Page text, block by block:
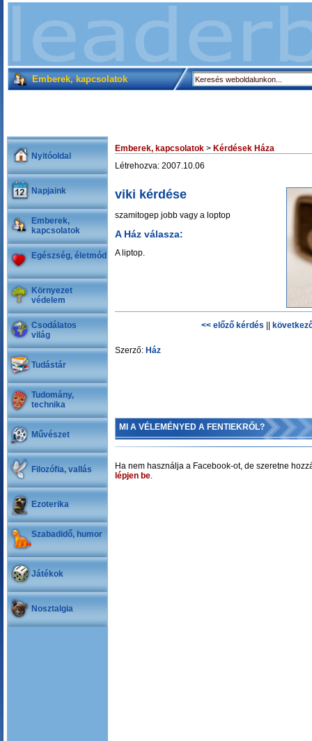
Emberek, kapcsolatok
Nyitóoldal
Napjaink
Emberek,
kapcsolatok
Egészség, életmód
Környezet
védelem
Csodálatos
világ
Tudástár
Tudomány,
technika
Művészet
Filozófia, vallás
Ezoterika
Szabadidő, humor
Játékok
Nosztalgia
Emberek, kapcsolatok > Kérdések Háza
Létrehozva: 2007.10.06
viki kérdése
szamitogep jobb vagy a loptop
A Ház válasza:
A liptop.
<< előző kérdés
Szerző: Ház
MI A VÉLEMÉNYED A FENTIEKRŐL?
Ha nem használja a Facebook-ot, de szeretne
lépjen be.